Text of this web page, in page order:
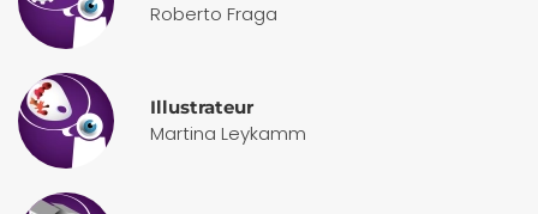
Roberto Fraga
Illustrateur
Martina Leykamm